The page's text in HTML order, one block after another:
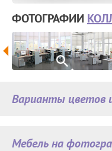
ФОТОГРАФИИ
Мебель на
Варианты цветов